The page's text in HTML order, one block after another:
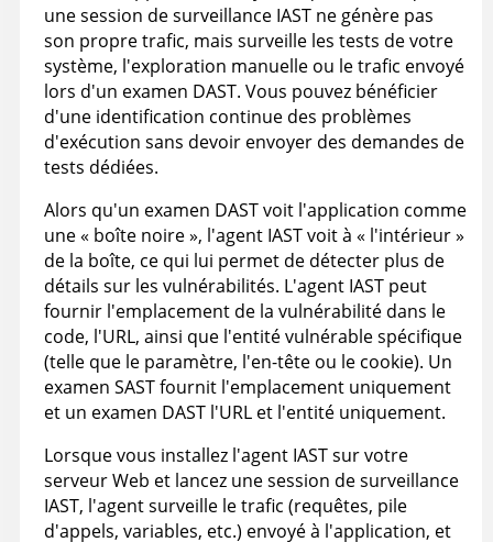
une session de surveillance IAST ne génère pas
son propre trafic, mais surveille les tests de votre
système, l'exploration manuelle ou le trafic envoyé
lors d'un examen DAST. Vous pouvez bénéficier
d'une identification continue des problèmes
d'exécution sans devoir envoyer des demandes de
tests dédiées.
Alors qu'un examen DAST voit l'application comme
une « boîte noire », l'agent IAST voit à « l'intérieur »
de la boîte, ce qui lui permet de détecter plus de
détails sur les vulnérabilités. L'agent IAST peut
fournir l'emplacement de la vulnérabilité dans le
code, l'URL, ainsi que l'entité vulnérable spécifique
(telle que le paramètre, l'en-tête ou le cookie). Un
examen SAST fournit l'emplacement uniquement
et un examen DAST l'URL et l'entité uniquement.
Lorsque vous installez l'agent IAST sur votre
serveur Web et lancez une session de surveillance
IAST, l'agent surveille le trafic (requêtes, pile
d'appels, variables, etc.) envoyé à l'application, et